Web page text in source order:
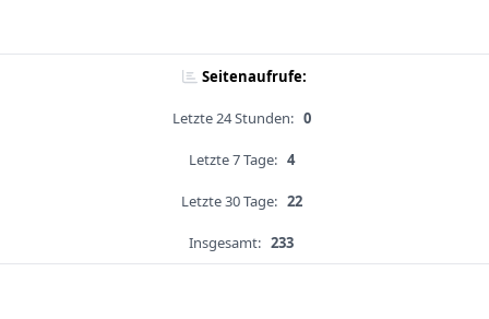
Seitenaufrufe:
Letzte 24 Stunden: 0
Letzte 7 Tage: 4
Letzte 30 Tage: 22
Insgesamt: 233